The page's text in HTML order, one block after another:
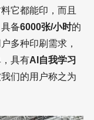
它都能印，而且
备6000张/小时的
多种印刷需求，
具有AI自我学习
们的用户称之为